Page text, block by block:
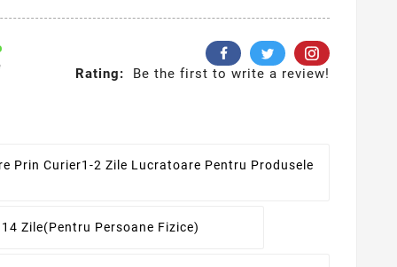
Rating: Be the first to write a review!
Prin Curier1-2 Zile Lucratoare Pentru Produsele
Zile(pentru Persoane Fizice)